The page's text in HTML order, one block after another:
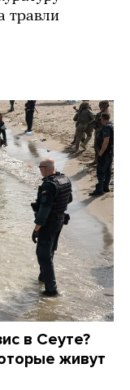
травли
в Сеуте?
живут